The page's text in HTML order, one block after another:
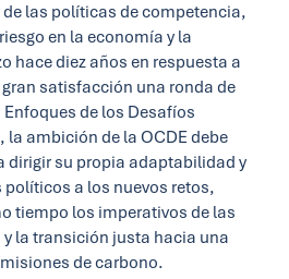
las políticas de competencia,
en la economía y la
hace diez años en respuesta a
satisfacción una ronda de
de los Desafíos
ambición de la OCDE debe
dirigir su propia adaptabilidad y
a los nuevos retos,
tiempo los imperativos de las
la transición justa hacia una
de carbono.